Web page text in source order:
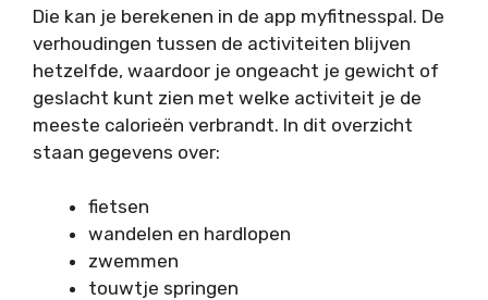
Die kan je berekenen in de app myfitnesspal. De
verhoudingen tussen de activiteiten blijven
hetzelfde, waardoor je ongeacht je gewicht of
geslacht kunt zien met welke activiteit je de
meeste calorieën verbrandt. In dit overzicht
staan gegevens over:
fietsen
wandelen en hardlopen
zwemmen
touwtje springen